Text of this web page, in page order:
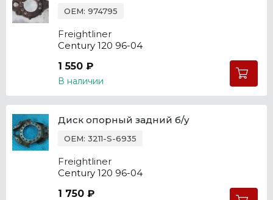
OEM: 974795
Freightliner
Century 120 96-04
1 550 ₽
В наличии
Диск опорный задний б/у
OEM: 3211-S-6935
Freightliner
Century 120 96-04
1 750 ₽